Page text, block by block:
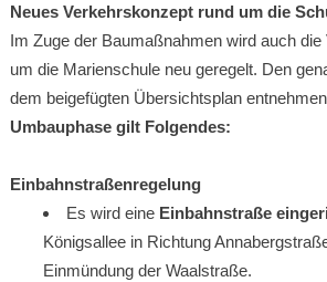
Neues Verkehrskonzept rund um die
Im Zuge der Baumaßnahmen wird auch
um die Marienschule neu geregelt. Den
dem beigefügten Übersichtsplan
Umbauphase gilt Folgendes:
Einbahnstraßenregelung
Es wird eine Einbahnstraße
Königsallee in Richtung
Einmündung der Waalstraße.